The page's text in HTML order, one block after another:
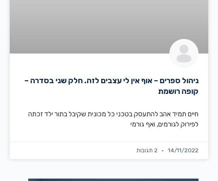
ניהול ספרים – אוף אין לי עצבים לזה. חלק שני בסדרה –
קופה רושמת
חיים תמיד אהב להתעסק בטכני כל מכונית שקיבל בתור ילד זכתה
לפירוק לגורמים, ואף גורמי
14/11/2022 2 תגובות